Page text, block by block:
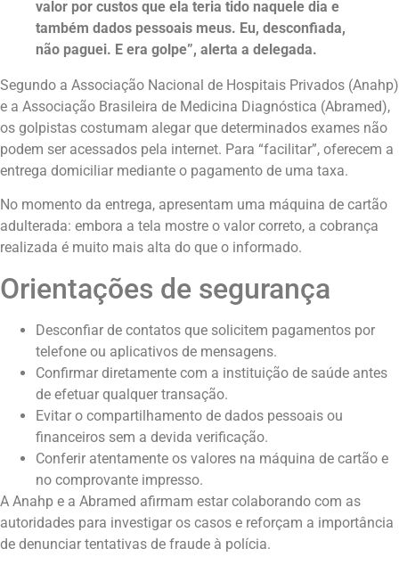
valor por custos que ela teria tido naquele dia e
também dados pessoais meus. Eu, desconfiada,
não paguei. E era golpe”, alerta a delegada.
Segundo a Associação Nacional de Hospitais Privados (Anahp)
e a Associação Brasileira de Medicina Diagnóstica (Abramed),
os golpistas costumam alegar que determinados exames não
podem ser acessados pela internet. Para “facilitar”, oferecem a
entrega domiciliar mediante o pagamento de uma taxa.
No momento da entrega, apresentam uma máquina de cartão
adulterada: embora a tela mostre o valor correto, a cobrança
realizada é muito mais alta do que o informado.
Orientações de segurança
Desconfiar de contatos que solicitem pagamentos por
telefone ou aplicativos de mensagens.
Confirmar diretamente com a instituição de saúde antes
de efetuar qualquer transação.
Evitar o compartilhamento de dados pessoais ou
financeiros sem a devida verificação.
Conferir atentamente os valores na máquina de cartão e
no comprovante impresso.
A Anahp e a Abramed afirmam estar colaborando com as
autoridades para investigar os casos e reforçam a importância
de denunciar tentativas de fraude à polícia.